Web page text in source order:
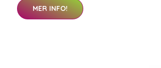
MER INFO!